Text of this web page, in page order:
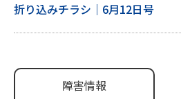
折り込みチラシ｜6月12日号
障害情報